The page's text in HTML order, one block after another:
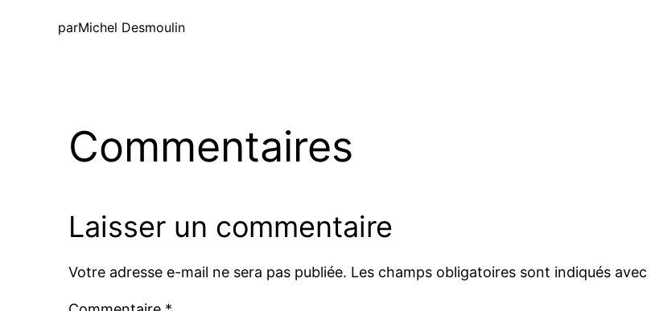
parMichel Desmoulin
Commentaires
Laisser un commentaire
Votre adresse e-mail ne sera pas publiée. Les champs obligatoires sont indiqués avec